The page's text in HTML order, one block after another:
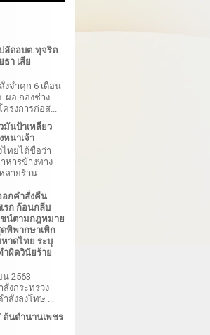
ลัดอบต.ทุจริต
ธา เสีย
งจำคุก 6 เดือน
ผอ.กองช่าง
รงการก่อส...
นป้าเหลียว
หนาเจ้า
ไทยได้ชื่อว่า
หารข้างทาง
ลายร้าน...
อกคำสั่งคืน
รก ก้อนกลีบ
น์ตามกฎหมาย
พิพากษาเพิก
าดไทย ระบุ
ำผิดวินัยร้าย
2563
งกระทรวง
สั่งลงโทษ ...
ต้นตำนานเพชร